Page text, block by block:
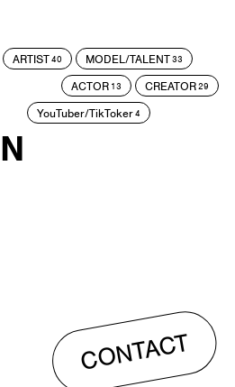
ARTIST40 MODEL/TALENT33
ACTOR 13 CREATOR29
YouTuber/TikToker4
CONTACT